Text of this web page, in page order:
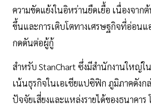
ความขัดแย้งในอิหร่านยืดเยื้อ เนื่องจาก
ขึ้นและการเติบโตทางเศรษฐกิจที่อ่อนแ
กดดันต่อผู้กู้
สำหรับ StanChart ซึ่งมีสำนักงานใหญ่
เน้นธุรกิจในเอเชียแปซิฟิก ภูมิภาคดังก
ปัจจัยเสี่ยงและแหล่งรายได้ของธนาคาร